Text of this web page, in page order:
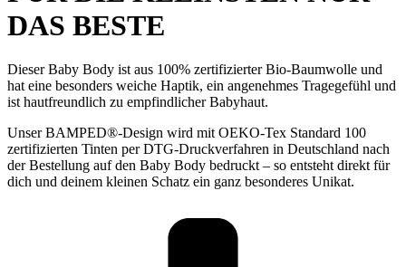
DAS BESTE
Dieser Baby Body ist aus 100% zertifizierter Bio-Baumwolle und
hat eine besonders weiche Haptik, ein angenehmes Tragegefühl und
ist hautfreundlich zu empfindlicher Babyhaut.
Unser BAMPED®-Design wird mit OEKO-Tex Standard 100
zertifizierten Tinten per DTG-Druckverfahren in Deutschland nach
der Bestellung auf den Baby Body bedruckt – so entsteht direkt für
dich und deinem kleinen Schatz ein ganz besonderes Unikat.